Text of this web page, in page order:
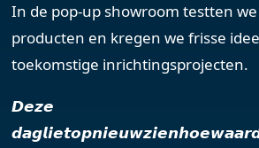
In de pop-up showroom testten
producten en kregen we frisse
toekomstige inrichtingsprojecten.
𝘿𝙚𝙯𝙚